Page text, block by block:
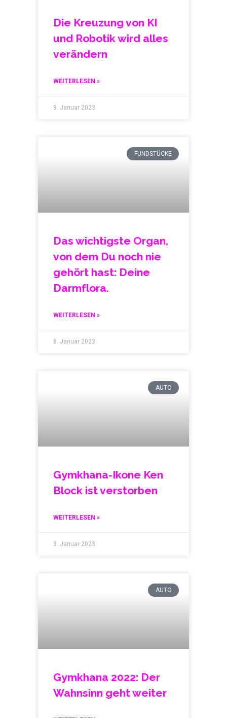
Die Kreuzung von KI
und Robotik wird alles
verändern
WEITERLESEN »
9. Januar 2023
FUNDSTÜCKE
Das wichtigste Organ,
von dem Du noch nie
gehört hast: Deine
Darmflora.
WEITERLESEN »
8. Januar 2023
AUTO
Gymkhana-Ikone Ken
Block ist verstorben
WEITERLESEN »
3. Januar 2023
AUTO
Gymkhana 2022: Der
Wahnsinn geht weiter